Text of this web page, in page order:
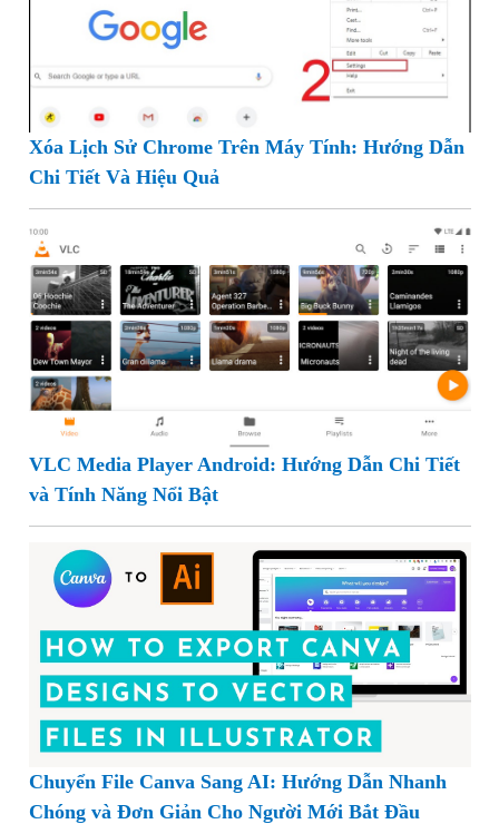
Xóa Lịch Sử Chrome Trên Máy Tính: Hướng Dẫn
Chi Tiết Và Hiệu Quả
VLC Media Player Android: Hướng Dẫn Chi Tiết
và Tính Năng Nổi Bật
Chuyển File Canva Sang AI: Hướng Dẫn Nhanh
Chóng và Đơn Giản Cho Người Mới Bắt Đầu